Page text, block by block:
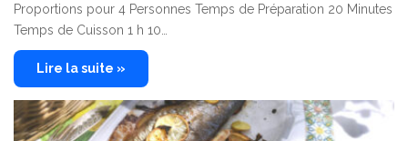
Proportions pour 4 Personnes Temps de Préparation 20 Minutes
Temps de Cuisson 1 h 10…
Lire la suite »